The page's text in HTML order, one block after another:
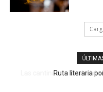
Ruta literaria